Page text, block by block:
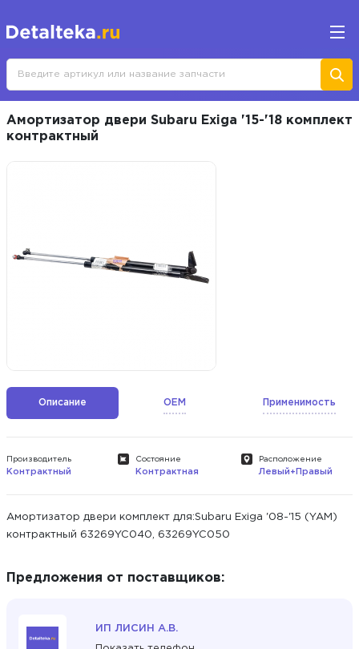
Амортизатор двери Subaru Exiga '15-'18 комплект
контрактный
Описание OEM Применимость
Производитель
Контрактный
Состояние
Контрактная
Расположение
Левый+Правый
Амортизатор двери комплект для:Subaru Exiga '08-'15 (YAM)
контрактный 63269YC040, 63269YC050
Предложения от поставщиков:
ИП ЛИСИН А.В.